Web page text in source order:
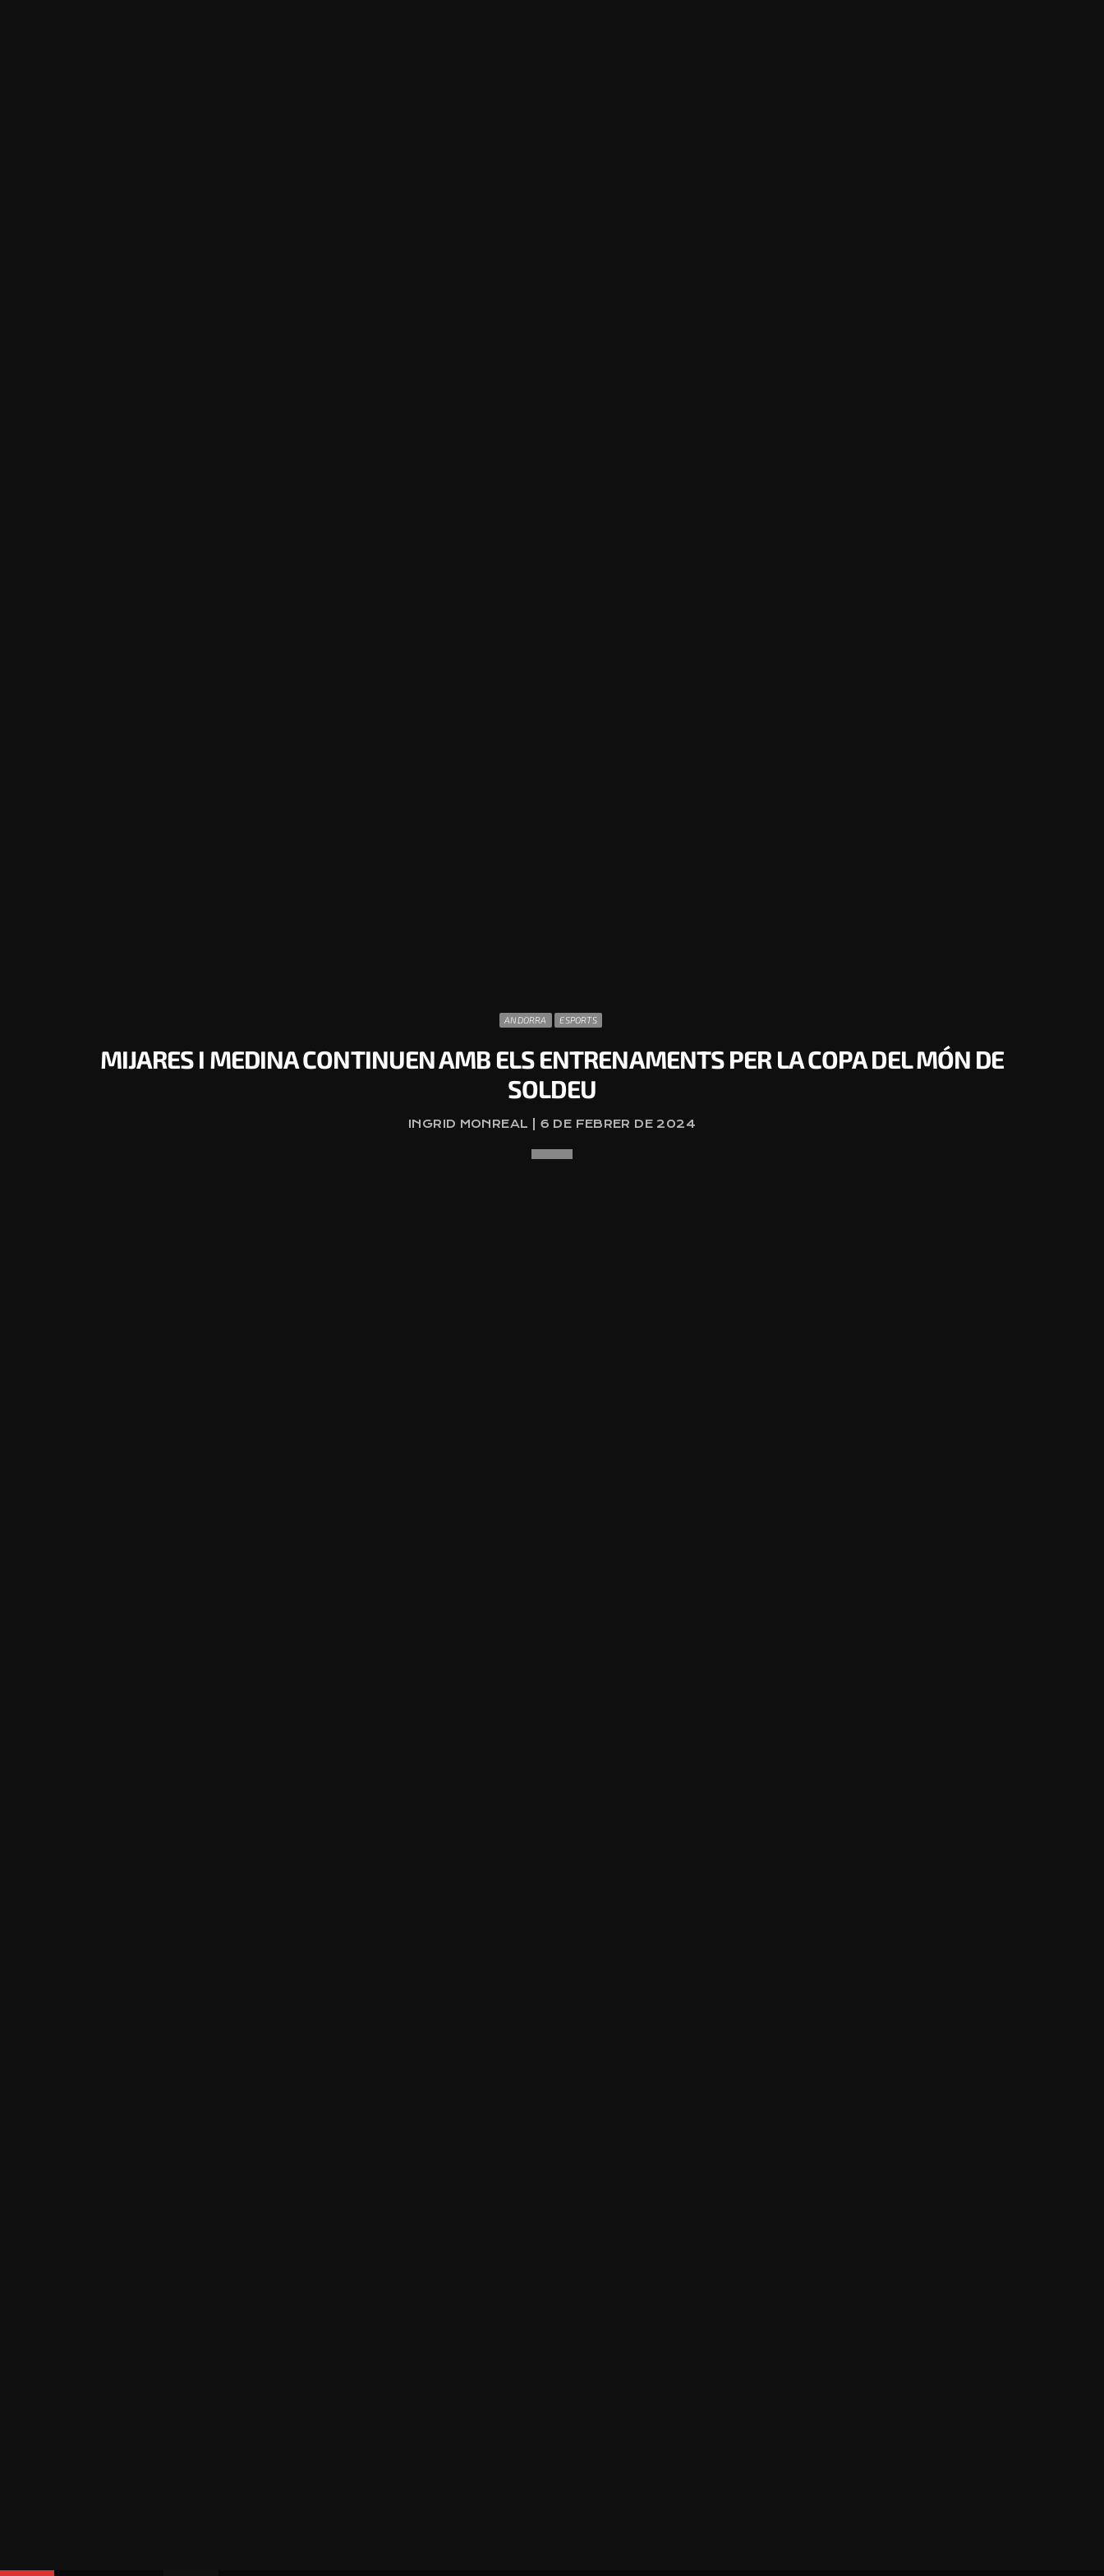
ANDORRA ESPORTS
MIJARES I MEDINA CONTINUEN AMB ELS ENTRENAMENTS PER LA COPA DEL MÓN DE
SOLDEU
INGRID MONREAL | 6 DE FEBRER DE 2024